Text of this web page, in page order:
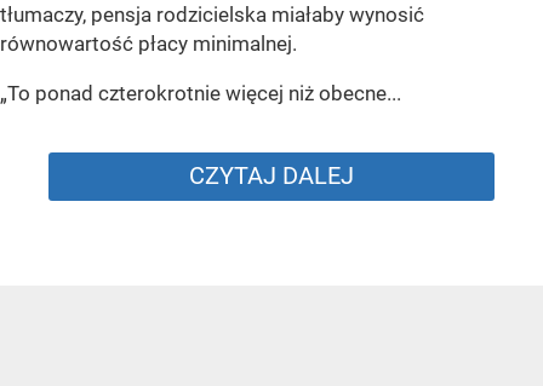
tłumaczy, pensja rodzicielska miałaby wynosić
równowartość płacy minimalnej.
„To ponad czterokrotnie więcej niż obecne...
CZYTAJ DALEJ